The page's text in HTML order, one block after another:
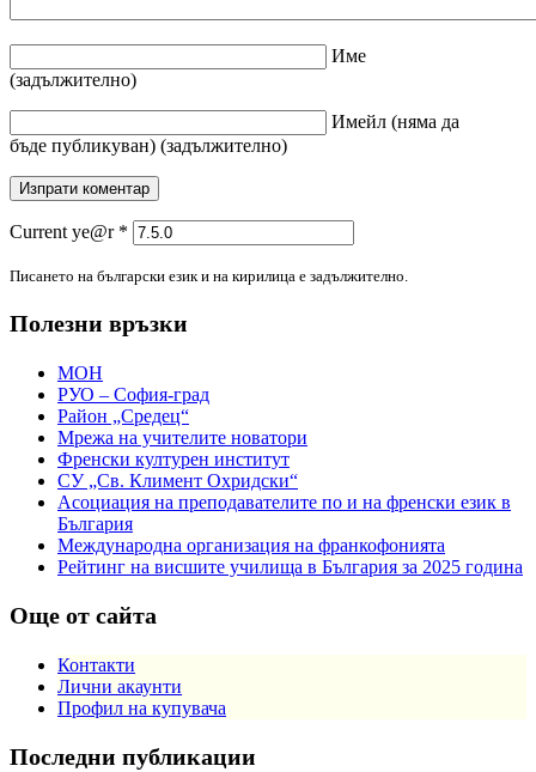
Име
(задължително)
Имейл (няма да
бъде публикуван) (задължително)
Current ye@r *
Писането на български език и на кирилица е задължително.
Полезни връзки
МОН
РУО – София-град
Район „Средец“
Мрежа на учителите новатори
Френски културен институт
СУ „Св. Климент Охридски“
Асоциация на преподавателите по и на френски език в
България
Международна организация на франкофонията
Рейтинг на висшите училища в България за 2025 година
Още от сайта
Контакти
Лични акаунти
Профил на купувача
Последни публикации